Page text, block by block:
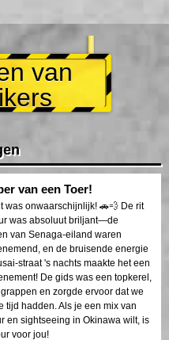
van
van een Toer!
was onwaarschijnlijk! 🚗💨 De rit
was absoluut briljant—de
van Senaga-eiland waren
en de bruisende energie
straat 's nachts maakte het een
De gids was een topkerel,
en zorgde ervoor dat we
tijd hadden. Als je een mix van
en sightseeing in Okinawa wilt, is
voor jou!